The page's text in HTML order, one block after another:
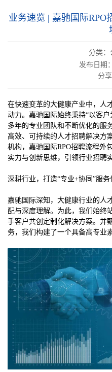
业务速览 | 嘉驰国际RPO
分类：
发布日期
分享
在快速变革的大健康产业中，人
动力。嘉驰国际始终秉持“以客
多年的专业团队和不断优化的服
高效、可持续的人才招聘解决方
机构，嘉驰国际RPO招聘流程外
实力与创新思维，引领行业招聘
深耕行业，打造“专业+协同”服务
嘉驰国际深知，大健康行业的人
配与深度理解。为此，我们始终
手客户共创定制化解决方案。并
务，我们构建了一个具备高专业